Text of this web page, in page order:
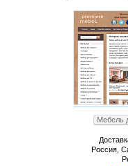
Мебель
Россия,